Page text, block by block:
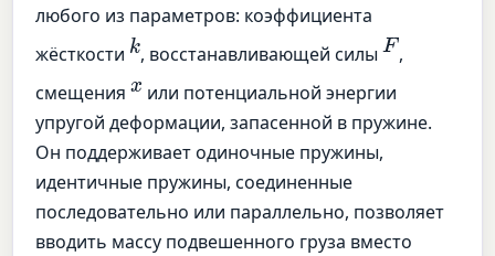
любого из параметров: коэффициента
жёсткости k, восстанавливающей силыF ,
смещенияx или потенциальной энергии
упругой деформации, запасенной в пружине.
Он поддерживает одиночные пружины,
идентичные пружины, соединенные
последовательно или параллельно, позволяет
вводить массу подвешенного груза вместо